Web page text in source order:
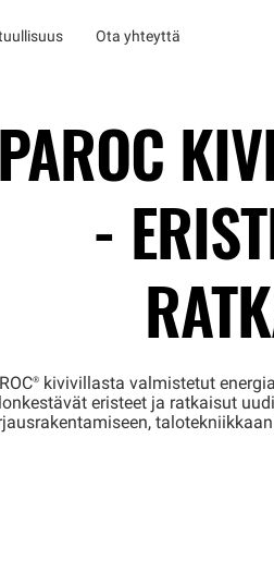
Ota yhteyttä
PAROC
-
kivivillasta valmistetut
eristeet ja ratkaisut